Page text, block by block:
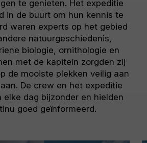
te genieten. Het expeditie
in de buurt om hun kennis te
waren experts op het gebied
natuurgeschiedenis,
biologie, ornithologie en
met de kapitein zorgden zij
de mooiste plekken veilig aan
De crew en het expeditie
elke dag bijzonder en hielden
goed geïnformeerd.